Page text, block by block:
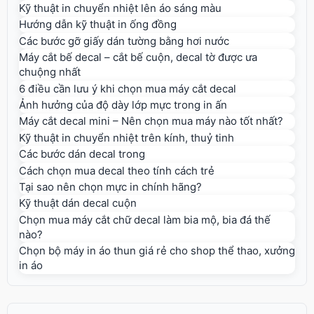
Kỹ thuật in chuyển nhiệt lên áo sáng màu
Hướng dẫn kỹ thuật in ống đồng
Các bước gỡ giấy dán tường bằng hơi nước
Máy cắt bế decal – cắt bế cuộn, decal tờ được ưa
chuộng nhất
6 điều cần lưu ý khi chọn mua máy cắt decal
Ảnh hưởng của độ dày lớp mực trong in ấn
Máy cắt decal mini – Nên chọn mua máy nào tốt nhất?
Kỹ thuật in chuyển nhiệt trên kính, thuỷ tinh
Các bước dán decal trong
Cách chọn mua decal theo tính cách trẻ
Tại sao nên chọn mực in chính hãng?
Kỹ thuật dán decal cuộn
Chọn mua máy cắt chữ decal làm bia mộ, bia đá thế
nào?
Chọn bộ máy in áo thun giá rẻ cho shop thể thao, xưởng
in áo